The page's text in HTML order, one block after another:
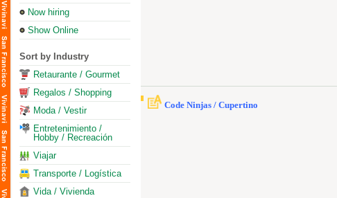
Now hiring
Show Online
Sort by Industry
Retaurante / Gourmet
Regalos / Shopping
Moda / Vestir
Entretenimiento /
Hobby / Recreación
Viajar
Transporte / Logística
Vida / Vivienda
Code Ninjas / Cupertino